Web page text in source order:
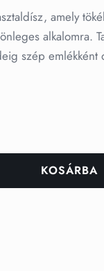
amely
alkalomra.
szép emlékként
KOSÁRBA